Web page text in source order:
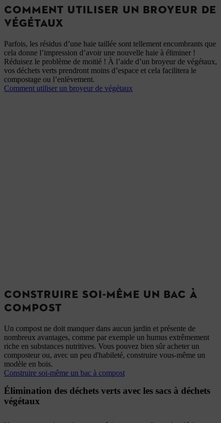
COMMENT UTILISER UN BROYEUR DE
VÉGÉTAUX
Parfois, les résidus d’une haie taillée sont tellement encombrants que
cela donne l’impression d’avoir une nouvelle haie à éliminer !
Réduisez le problème de moitié ! À l’aide d’un broyeur de végétaux,
vos déchets verts prendront moins d’espace et cela facilitera le
compostage ou l’enlèvement.
Comment utiliser un broyeur de végétaux
CONSTRUIRE SOI-MÊME UN BAC À
COMPOST
Un compost ne doit manquer dans aucun jardin et présente de
nombreux avantages, comme par exemple un humus extrêmement
riche en substances nutritives. Vous pouvez bien sûr acheter un
composteur ou, avec un peu d'habileté, construire vous-même un
modèle en bois.
Construire soi-même un bac à compost
Élimination des déchets verts avec les sacs à déchets
végétaux